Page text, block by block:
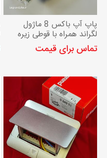
پاپ آپ باکس 8 ماژول
لگراند همراه با قوطی زیره
تماس برای قیمت